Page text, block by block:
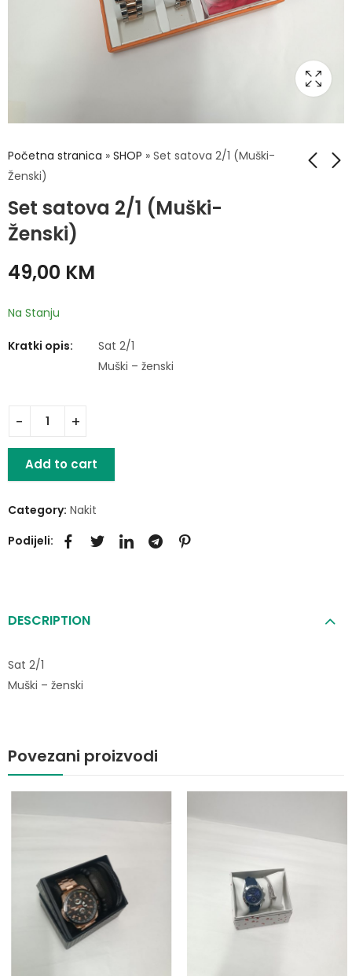
Početna stranica » SHOP » Set satova 2/1 (Muški-
Ženski)
Set satova 2/1 (Muški-
Ženski)
49,00 KM
Na Stanju
Kratki opis:
Sat 2/1
Muški – ženski
Add to cart
Category: Nakit
Podijeli:
DESCRIPTION
Sat 2/1
Muški – ženski
Povezani proizvodi